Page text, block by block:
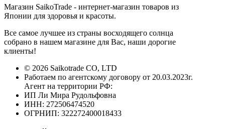
Магазин SaikoTrade - интернет-магазин товаров из
Японии для здоровья и красоты.
Все самое лучшее из страны восходящего солнца
собрано в нашем магазине для Вас, наши дорогие
клиенты!
© 2026 Saikotrade CO, LTD
Работаем по агентскому договору от 20.03.2023г.
Агент на территории РФ:
ИП Ли Мира Рудольфовна
ИНН: 272506474520
ОГРНИП: 322272400018433